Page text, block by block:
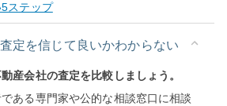
ステップ
定を信じて良いかわからない
産会社の査定を比較しましょう。
ある専門家や公的な相談窓口に相談